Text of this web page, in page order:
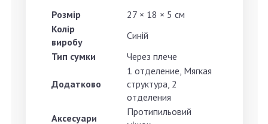
Розмір
27 × 18 × 5 см
Колір
виробу
Синій
Тип сумки
Через плече
Додатково
1 отделение, Мягкая
структура, 2
отделения
Аксесуари
Протипильовий